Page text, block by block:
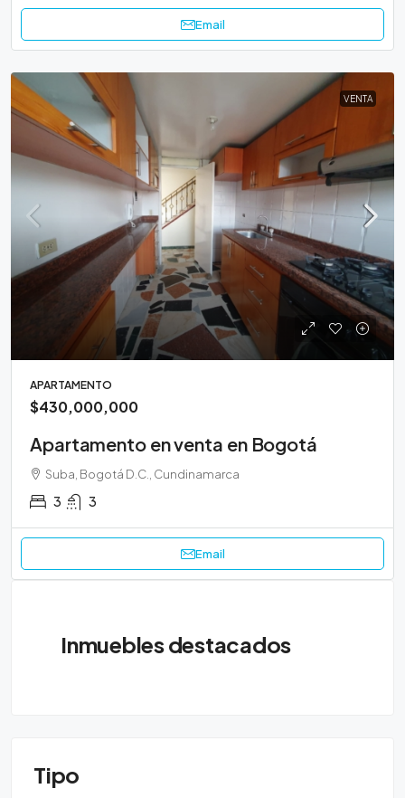
Email
VENTA
APARTAMENTO
$430,000,000
Apartamento en venta en Bogotá
Suba, Bogotá D.C., Cundinamarca
3 3
Email
Inmuebles destacados
Tipo